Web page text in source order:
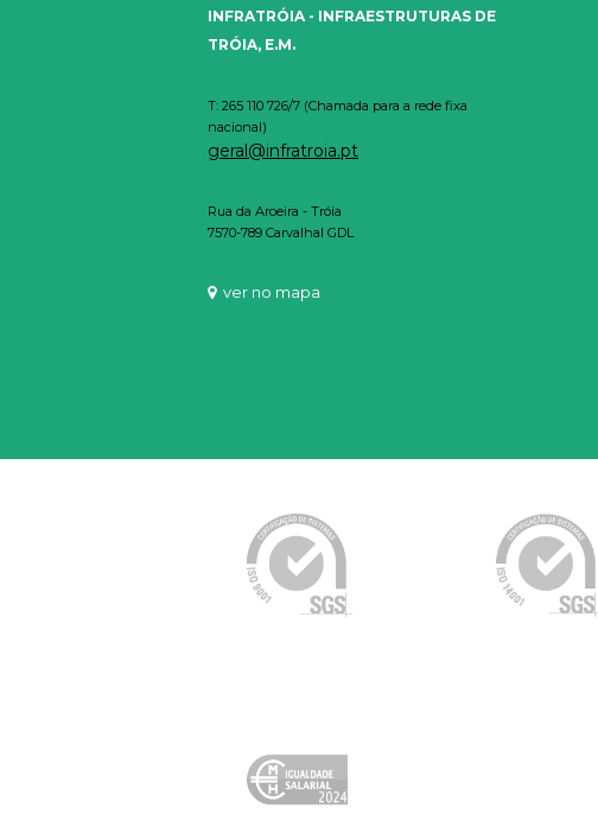
INFRATRÓIA - INFRAESTRUTURAS DE
TRÓIA, E.M.
T: 265 110 726/7 (Chamada para a rede fixa
nacional)
geral@infratroia.pt
Rua da Aroeira - Tróia
7570-789 Carvalhal GDL
ver no mapa